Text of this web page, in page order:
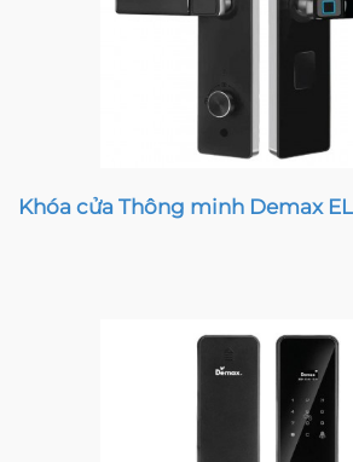
Khóa cửa Thông minh Demax